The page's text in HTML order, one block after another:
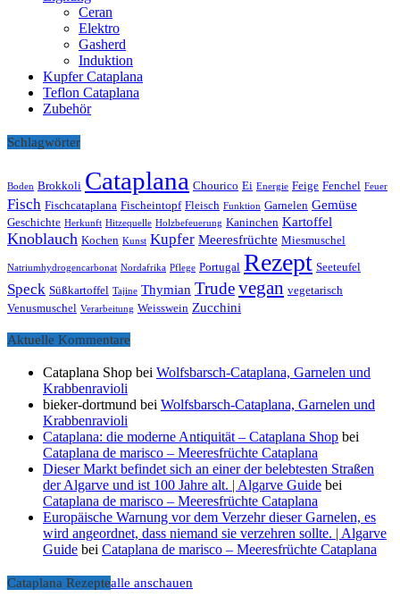
Ceran
Elektro
Gasherd
Induktion
Kupfer Cataplana
Teflon Cataplana
Zubehör
Schlagwörter
Boden Brokkoli Cataplana Chourico Ei Energie Feige Fenchel Feuer
Fisch Fischcataplana Fischeintopf Fleisch Funktion Garnelen Gemüse
Geschichte Herkunft Hitzequelle Holzbefeuerung Kaninchen Kartoffel
Knoblauch Kochen Kunst Kupfer Meeresfrüchte Miesmuschel
Natriumhydrogencarbonat Nordafrika Pflege Portugal Rezept Seeteufel
Speck Süßkartoffel Tajine Thymian Trudevegan vegetarisch
Venusmuschel Verarbeitung Weisswein Zucchini
Aktuelle Kommentare
Cataplana Shop bei Wolfsbarsch-Cataplana, Garnelen und
Krabbenravioli
bieker-dortmund bei Wolfsbarsch-Cataplana, Garnelen und
Krabbenravioli
Cataplana: die moderne Antiquität – Cataplana Shop bei
Cataplana de marisco – Meeresfrüchte Cataplana
Dieser Markt befindet sich an einer der belebtesten Straßen
der Algarve und ist 100 Jahre alt. | Algarve Guide bei
Cataplana de marisco – Meeresfrüchte Cataplana
Europäische Warnung vor dem Verzehr dieser Garnelen, es
wird angeordnet, dass niemand sie verzehren sollte. | Algarve
Guide bei Cataplana de marisco – Meeresfrüchte Cataplana
Cataplana Rezeptealle anschauen